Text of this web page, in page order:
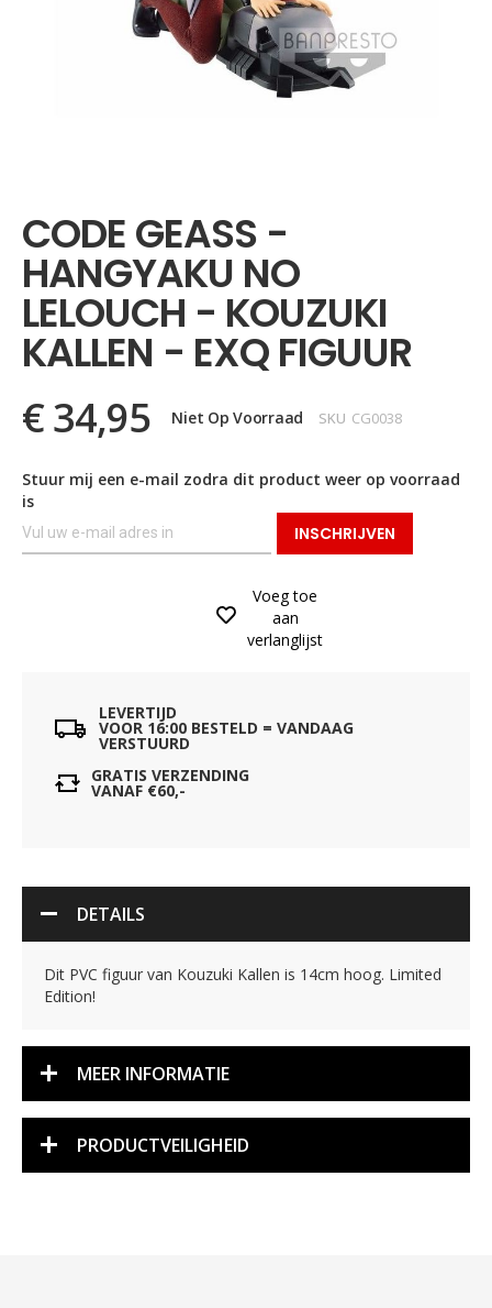
begin
van
de
afbeeldingen-
gallerij
CODE GEASS -
HANGYAKU NO
LELOUCH - KOUZUKI
KALLEN - EXQ FIGUUR
€ 34,95 Niet Op Voorraad SKU CG0038
Stuur mij een e-mail zodra dit product weer op voorraad
is
INSCHRIJVEN
Voeg toe
aan
verlanglijst
LEVERTIJD
VOOR 16:00 BESTELD = VANDAAG
VERSTUURD
GRATIS VERZENDING
VANAF €60,-
DETAILS
Dit PVC figuur van Kouzuki Kallen is 14cm hoog. Limited
Edition!
MEER INFORMATIE
PRODUCTVEILIGHEID